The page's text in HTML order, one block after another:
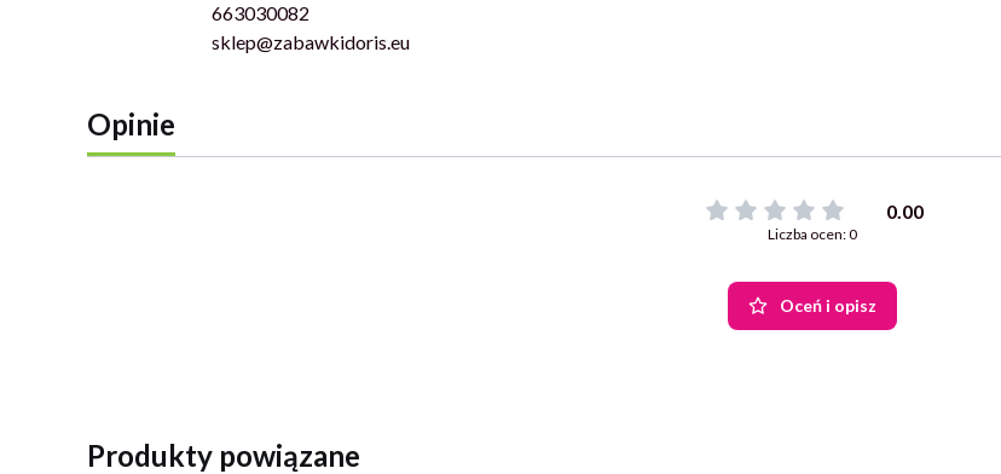
663030082
sklep@zabawkidoris.eu
Opinie
0.00
Liczba ocen: 0
Oceń i opisz
Produkty powiązane